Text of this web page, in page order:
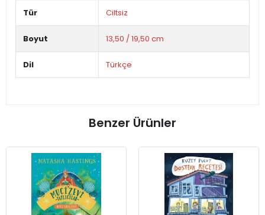
Tür Ciltsiz
Boyut 13,50 / 19,50 cm
Dil Türkçe
Benzer Ürünler